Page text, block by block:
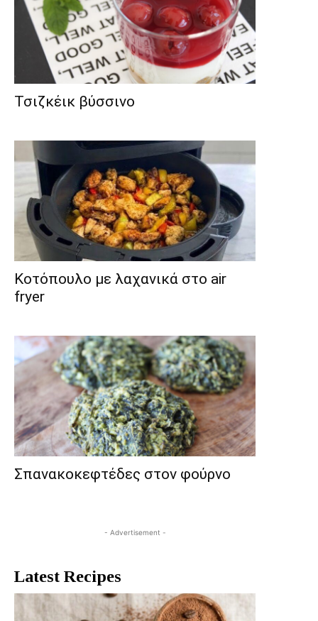
Τσιζκέικ βύσσινο
Κοτόπουλο με λαχανικά στο air
fryer
Σπανακοκεφτέδες στον φούρνο
- Advertisement -
Latest Recipes